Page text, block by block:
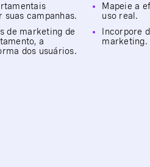
campanhas.
de marketing de
a
dos usuários.
Mapeie a
uso real.
Incorpore
marketing.